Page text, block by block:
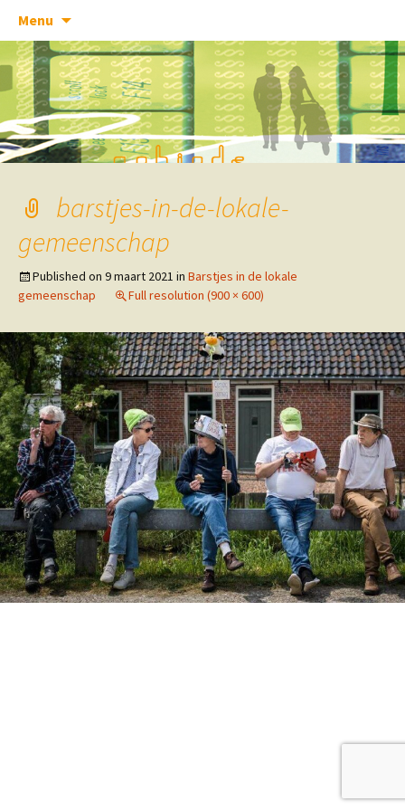
Menu
content
barstjes-in-de-lokale-
gemeenschap
Published on 9 maart 2021 in Barstjes in de lokale
gemeenschap
Full resolution (900 × 600)